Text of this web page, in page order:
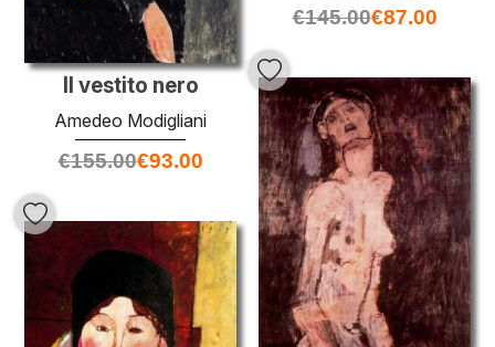
€145.00€87.00
Il vestito nero
Amedeo Modigliani
€155.00€93.00